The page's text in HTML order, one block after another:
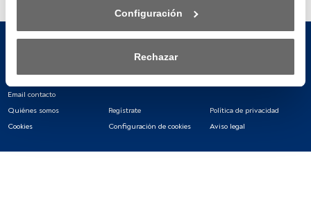
la izquierda de la página web). Tus opciones tendrán
saber más, consulta nuestra política de privacidad.
datos para proporcionar:
activamente las características del dispositivo para su
identificación. Almacenar la información en un dispositivo
Configuración
Rechazar
Email contacto
Quiénes somos
Regístrate
Política de privacidad
Cookies
Configuración de cookies Aviso legal